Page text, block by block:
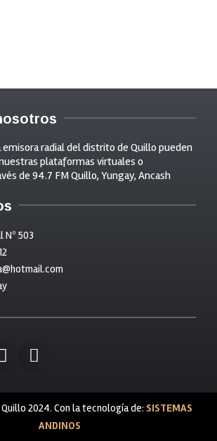
radial del distrito de Quillo pueden
plataformas virtuales o
de 94.7 FM Quillo, Yungay, Ancash
Nº 503
2024. Con la tecnología de: SISTEMAS
ANDINOS